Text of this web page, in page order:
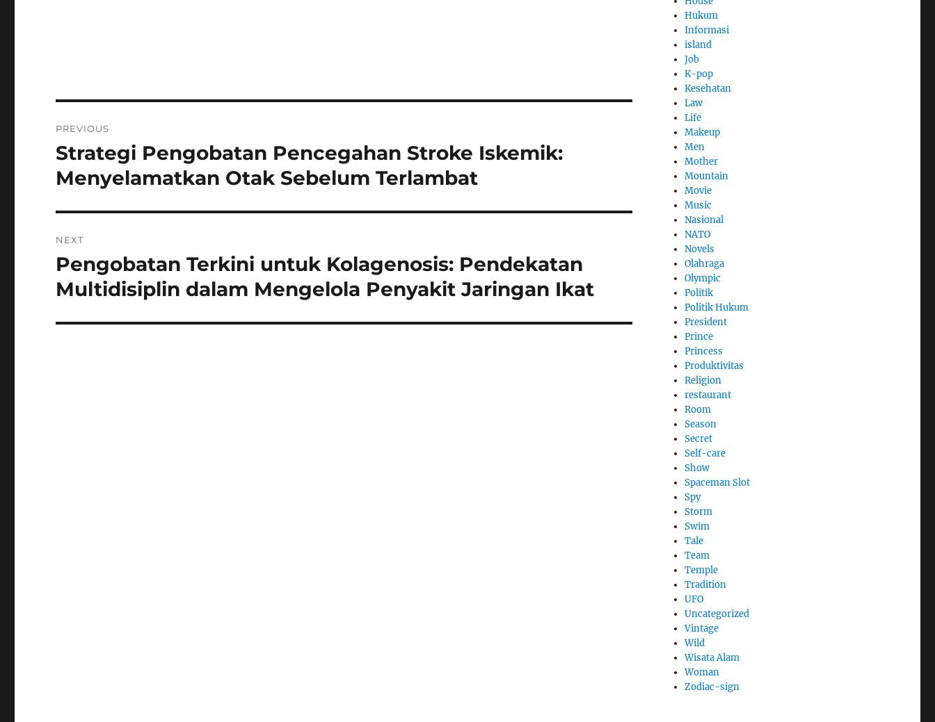
pos
PREVIOUS
Previous
post:
Strategi Pengobatan Pencegahan Stroke Iskemik:
Menyelamatkan Otak Sebelum Terlambat
NEXT
Next
post:
Pengobatan Terkini untuk Kolagenosis: Pendekatan
Multidisiplin dalam Mengelola Penyakit Jaringan Ikat
Hukum
Informasi
island
Job
K-pop
Kesehatan
Law
Life
Makeup
Men
Mother
Mountain
Movie
Music
Nasional
NATO
Novels
Olahraga
Olympic
Politik
Politik Hukum
President
Prince
Princess
Produktivitas
Religion
restaurant
Room
Season
Secret
Self-care
Show
Spaceman Slot
Spy
Storm
Swim
Tale
Team
Temple
Tradition
UFO
Uncategorized
Vintage
Wild
Wisata Alam
Woman
Zodiac-sign